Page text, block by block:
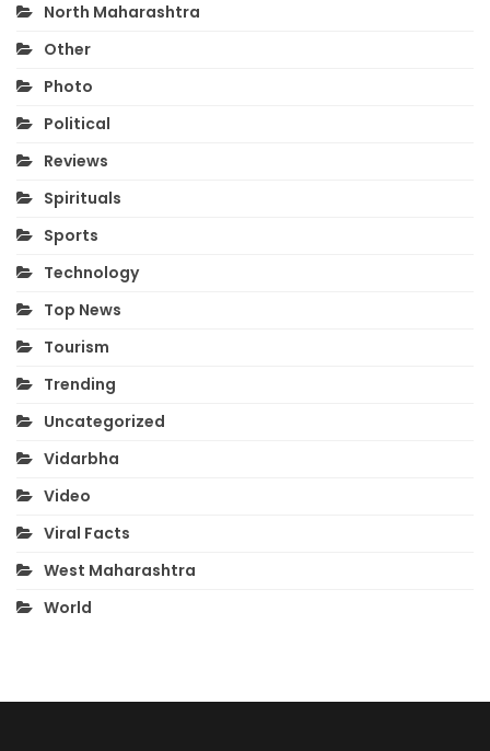
North Maharashtra
Other
Photo
Political
Reviews
Spirituals
Sports
Technology
Top News
Tourism
Trending
Uncategorized
Vidarbha
Video
Viral Facts
West Maharashtra
World